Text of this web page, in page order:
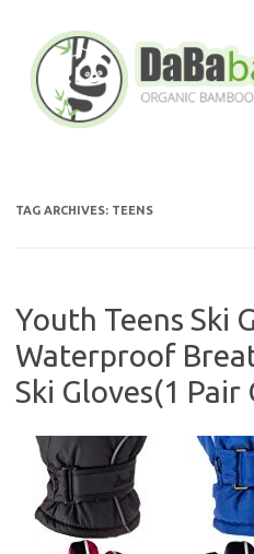
content
TAG ARCHIVES: TEENS
Youth Teens Ski
Waterproof
Ski Gloves(1 Pair